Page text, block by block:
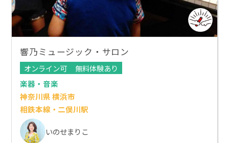
響乃ミュージック・サロン
オンライン可
無料体験あり
楽器・音楽
神奈川県 横浜市
相鉄本線・二俣川駅
いのせまりこ